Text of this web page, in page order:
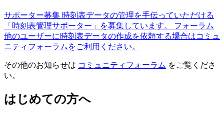
サポーター募集 時刻表データの管理を手伝っていただける
「時刻表管理サポーター」を募集しています。
フォーラム
他のユーザーに時刻表データの作成を依頼する場合はコミュ
ニティフォーラムをご利用ください。
その他のお知らせは コミュニティフォーラム をご覧くださ
い。
はじめての方へ